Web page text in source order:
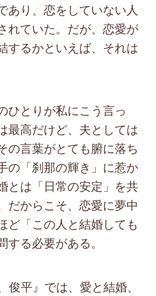
あり、恋をしていない人
れていた。だが、恋愛が
するかといえば、それは
ひとりが私にこう言っ
最高だけど、夫としては
の言葉がとても腑に落ち
の「刹那の輝き」に惹か
とは「日常の安定」を共
だからこそ、恋愛に夢中
ど「この人と結婚しても
る必要がある。
平』では、愛と結婚、